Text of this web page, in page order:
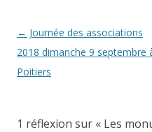
Navigation
des
articles
← Journée des associations
2018 dimanche 9 septembre
Poitiers
1 réflexion sur « Les